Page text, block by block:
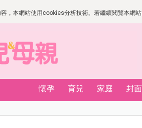
，本網站使用cookies分析技術。若繼續閱覽本網
懷孕 育兒 家庭 封